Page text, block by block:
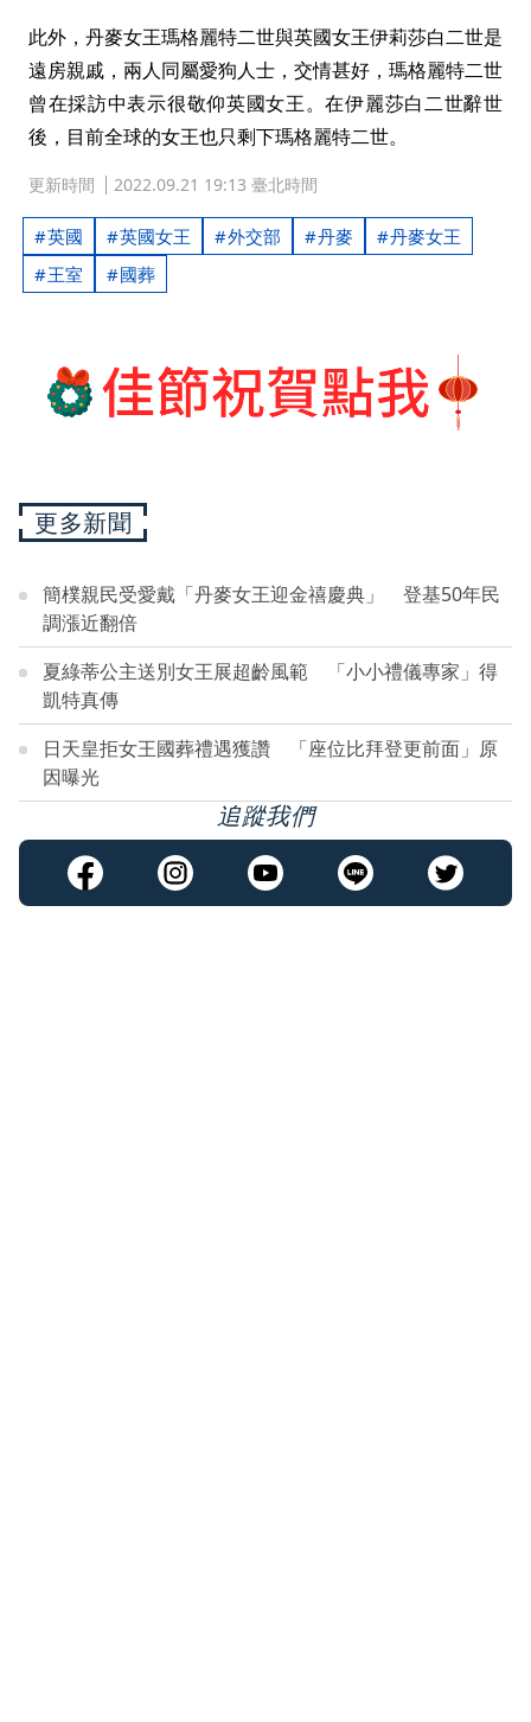
此外，丹麥女王瑪格麗特二世與英國女王伊莉莎白二世是
遠房親戚，兩人同屬愛狗人士，交情甚好，瑪格麗特二世
曾在採訪中表示很敬仰英國女王。在伊麗莎白二世辭世
後，目前全球的女王也只剩下瑪格麗特二世。
更新時間 2022.09.21 19:13 臺北時間
英國 英國女王 外交部 丹麥
丹麥女王
王室
國葬
更多新聞
簡樸親民受愛戴「丹麥女王迎金禧慶典」 登基50年民
調漲近翻倍
夏綠蒂公主送別女王展超齡風範 「小小禮儀專家」得
凱特真傳
日天皇拒女王國葬禮遇獲讚 「座位比拜登更前面」原
因曝光
追蹤我們